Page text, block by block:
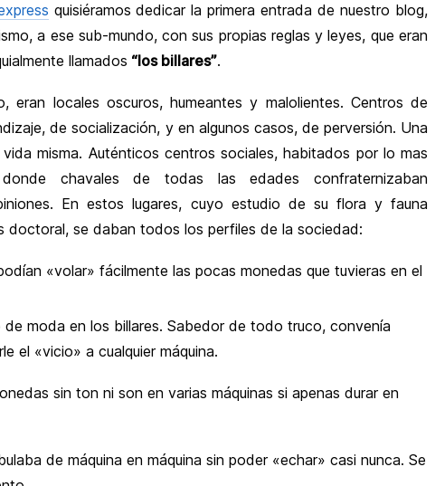
quisiéramos dedicar la primera entrada de nuestro blog,
a ese sub-mundo, con sus propias reglas y leyes, que eran
llamados “los billares”.
eran locales oscuros, humeantes y malolientes. Centros de
de socialización, y en algunos casos, de perversión. Una
misma. Auténticos centros sociales, habitados por lo mas
chavales de todas las edades confraternizaban
En estos lugares, cuyo estudio de su flora y fauna
doctoral, se daban todos los perfiles de la sociedad:
«volar» fácilmente las pocas monedas que tuvieras en el
de moda en los billares. Sabedor de todo truco, convenía
el «vicio» a cualquier máquina.
sin ton ni son en varias máquinas si apenas durar en
de máquina en máquina sin poder «echar» casi nunca. Se